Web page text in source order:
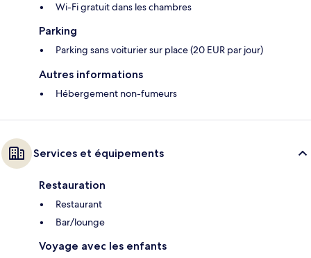
Wi-Fi gratuit dans les chambres
Parking
Parking sans voiturier sur place (20 EUR par jour)
Autres informations
Hébergement non-fumeurs
Services et équipements
Restauration
Restaurant
Bar/lounge
Voyage avec les enfants